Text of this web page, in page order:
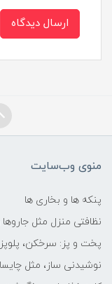
ارسال دیدگاه
منوی وب‌سایت
پنکه ها و بخاری ها
نظافتی منزل مثل
پخت و پز: سرخکن،
نوشیدنی ساز، مثل